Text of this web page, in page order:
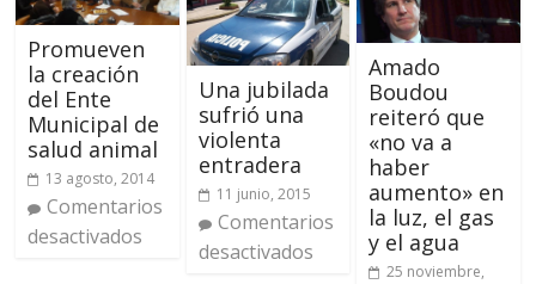
Promueven
la creación
del Ente
Municipal de
salud animal
13 agosto, 2014
Comentarios
desactivados
Una jubilada
sufrió una
violenta
entradera
11 junio, 2015
Comentarios
desactivados
Amado
Boudou
reiteró que
«no va a
haber
aumento» en
la luz, el gas
y el agua
25 noviembre,